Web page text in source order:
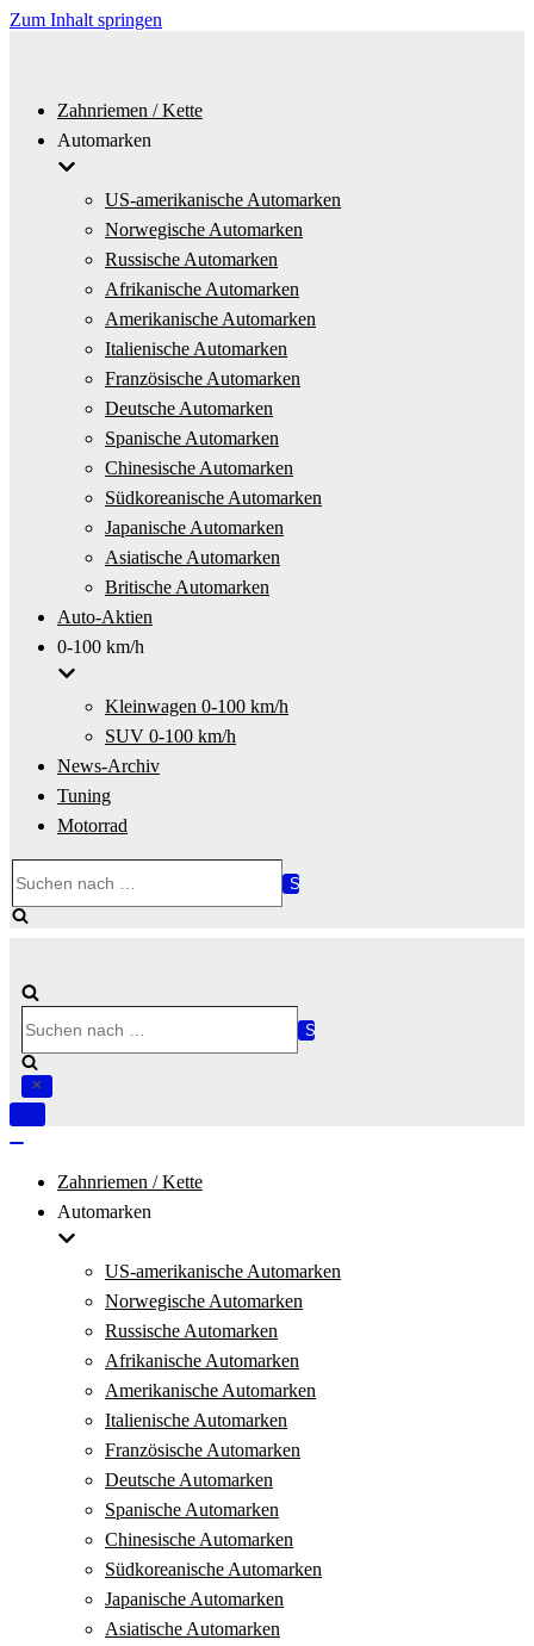
Zum Inhalt springen
Zahnriemen / Kette
Automarken
US-amerikanische Automarken
Norwegische Automarken
Russische Automarken
Afrikanische Automarken
Amerikanische Automarken
Italienische Automarken
Französische Automarken
Deutsche Automarken
Spanische Automarken
Chinesische Automarken
Südkoreanische Automarken
Japanische Automarken
Asiatische Automarken
Britische Automarken
Auto-Aktien
0-100 km/h
Kleinwagen 0-100 km/h
SUV 0-100 km/h
News-Archiv
Tuning
Motorrad
nach …
nach …
Navigation
Zahnriemen / Kette
Automarken
US-amerikanische Automarken
Norwegische Automarken
Russische Automarken
Afrikanische Automarken
Amerikanische Automarken
Italienische Automarken
Französische Automarken
Deutsche Automarken
Spanische Automarken
Chinesische Automarken
Südkoreanische Automarken
Japanische Automarken
Asiatische Automarken